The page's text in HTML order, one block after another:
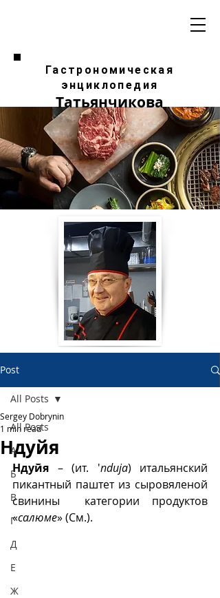
Гастрономическая
энциклопедия
Татьянчикова
Post
All Posts
А
Б
В
Г
Д
Е
Ж
All Posts
Ндуйя
Sergey Dobrynin
1 min read
Ндуйя – (ит. 'nduja) итальянский
пикантный паштет из сыровяленой
свинины  категории продуктов
«салюме» (См.).